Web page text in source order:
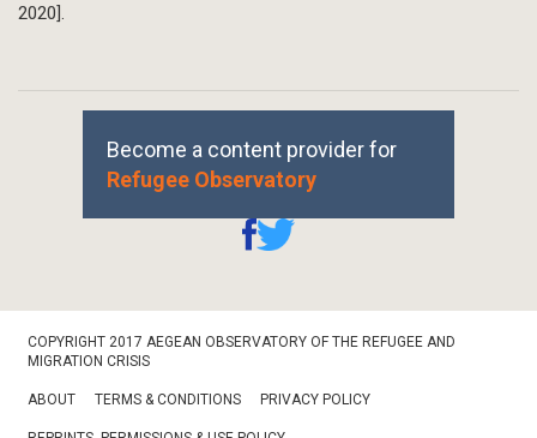
2020].
Become a content provider for
Refugee Observatory
Bottom
COPYRIGHT 2017 AEGEAN OBSERVATORY OF THE REFUGEE AND
MIGRATION CRISIS
ABOUT TERMS & CONDITIONS PRIVACY POLICY